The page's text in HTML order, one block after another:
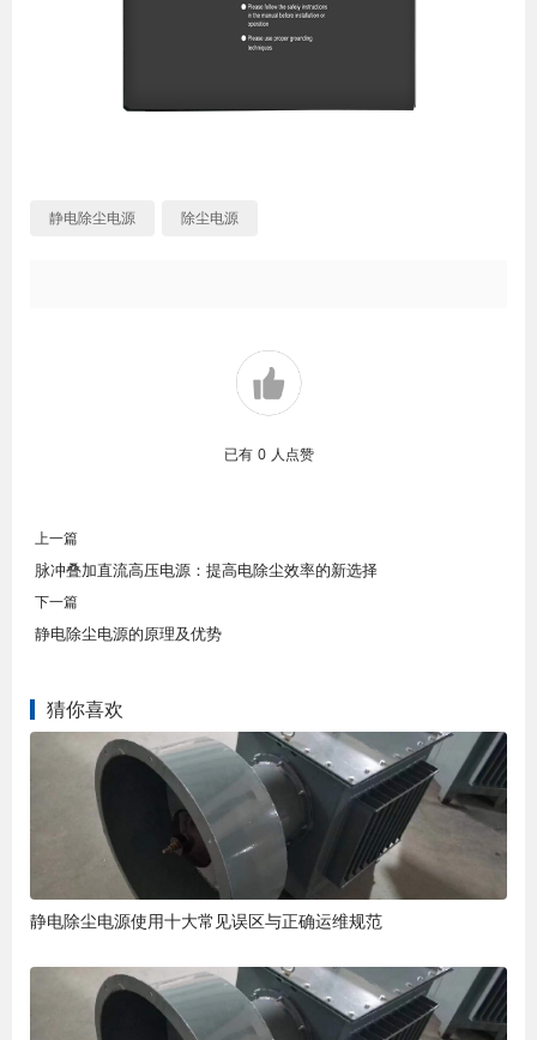
静电除尘电源 除尘电源
已有 0 人点赞
上一篇
脉冲叠加直流高压电源：提高电除尘效率的新选择
下一篇
静电除尘电源的原理及优势
猜你喜欢
静电除尘电源使用十大常见误区与正确运维规范